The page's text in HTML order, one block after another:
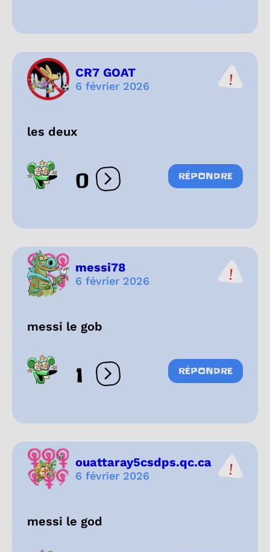
CR7 GOAT
6 février 2026
les deux
0 Ouvrir les réactions
RÉPONDRE
messi78
6 février 2026
messi le gob
1 Ouvrir les réactions
RÉPONDRE
ouattaray5csdps.qc.ca
6 février 2026
messi le god